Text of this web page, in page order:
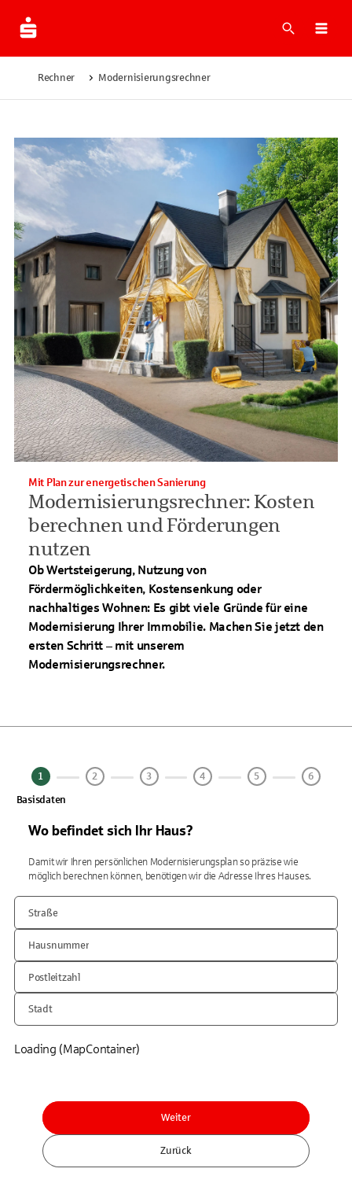
Suche
Rechner Modernisierungsrechner
Modernisierungsrechner: Kosten
berechnen und Förderungen
nutzen
Mit Plan zur energetischen Sanierung
Ob Wertsteigerung, Nutzung von
Fördermöglichkeiten, Kostensenkung oder
nachhaltiges Wohnen: Es gibt viele Gründe für eine
Modernisierung Ihrer Immobilie. Machen Sie jetzt den
ersten Schritt – mit unserem
Modernisierungsrechner.
1
Basisdaten
2 3 4 5 6
Wo befindet sich Ihr Haus?
Damit wir Ihren persönlichen Modernisierungsplan so präzise wie
möglich berechnen können, benötigen wir die Adresse Ihres Hauses.
Straße
Hausnummer
Postleitzahl
Stadt
Loading (MapContainer)
Zurück
Weiter